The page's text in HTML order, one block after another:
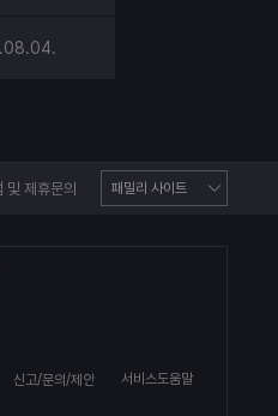
및 제휴문의
신고/문의/제안 서비스도움말